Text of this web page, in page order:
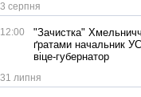
3 серпня
12:00
"Зачистка"
ґратами начальник
віце-губернатор
31 липня